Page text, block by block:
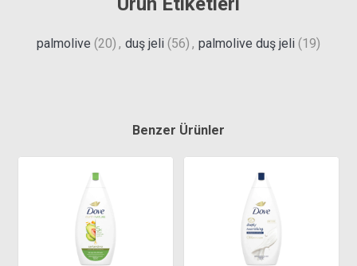
palmolive (20) , duş jeli (56) , palmolive duş jeli (19)
Benzer Ürünler